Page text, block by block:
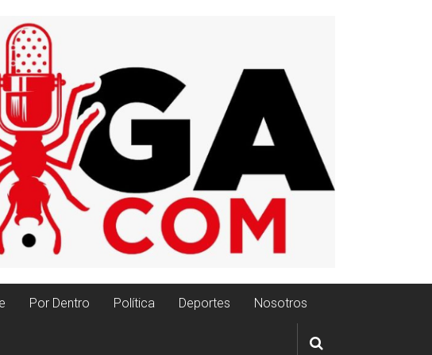
Por Dentro Política Deportes Nosotros